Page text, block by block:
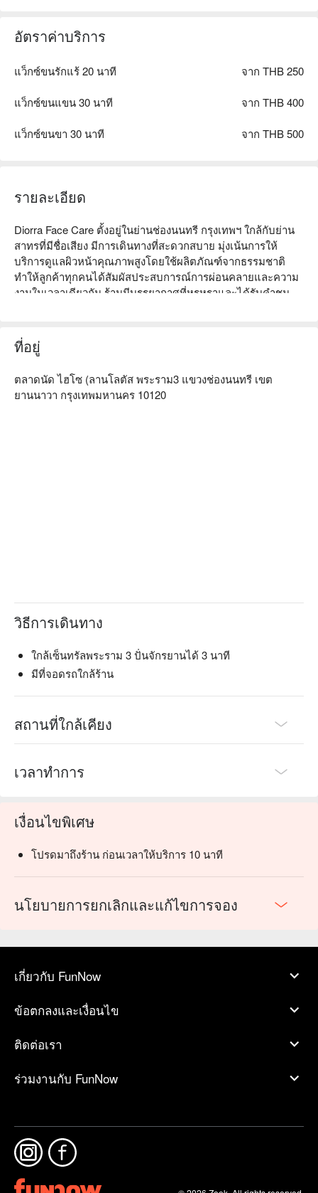
อัตราค่าบริการ
แว็กซ์ขนรักแร้ 20 นาที จาก THB 250
แว็กซ์ขนแขน 30 นาที จาก THB 400
แว็กซ์ขนขา 30 นาที จาก THB 500
รายละเอียด
Diorra Face Care ตั้งอยู่ในย่านช่องนนทรี กรุงเทพฯ ใกล้กับย่าน
สาทรที่มีชื่อเสียง มีการเดินทางที่สะดวกสบาย มุ่งเน้นการให้
บริการดูแลผิวหน้าคุณภาพสูงโดยใช้ผลิตภัณฑ์จากธรรมชาติ
ทำให้ลูกค้าทุกคนได้สัมผัสประสบการณ์การผ่อนคลายและความ
งามในเวลาเดียวกัน ร้านมีบรรยากาศที่หรูหราและได้รับคำชม
ท่องเที่ยวที่ต้องการสัมผัสการดูแลที่หรูหรา Diorra Face Care
เป็นตัวเลือกที่เหมาะสม จองผ่าน FunNow เพื่อรับส่วนลดทันที!
ที่อยู่
ตลาดนัด ไฮโซ (ลานโลตัส พระราม3 แขวงช่องนนทรี เขต
ยานนาวา กรุงเทพมหานคร 10120
วิธีการเดินทาง
ใกล้เซ็นทรัลพระราม 3 ปั่นจักรยานได้ 3 นาที
มีที่จอดรถใกล้ร้าน
สถานที่ใกล้เคียง
เวลาทำการ
เงื่อนไขพิเศษ
โปรดมาถึงร้าน ก่อนเวลาให้บริการ 10 นาที
นโยบายการยกเลิกและแก้ไขการจอง
เกี่ยวกับ FunNow
ข้อตกลงและเงื่อนไข
ติดต่อเรา
ร่วมงานกับ FunNow